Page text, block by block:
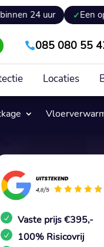
Een oplossing
085 080 55
Locaties
Vaste prijs €395,-
100% Risicovrij